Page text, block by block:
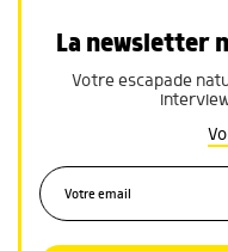
La newsletter
Votre escapade